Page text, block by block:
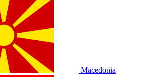
Macedonia